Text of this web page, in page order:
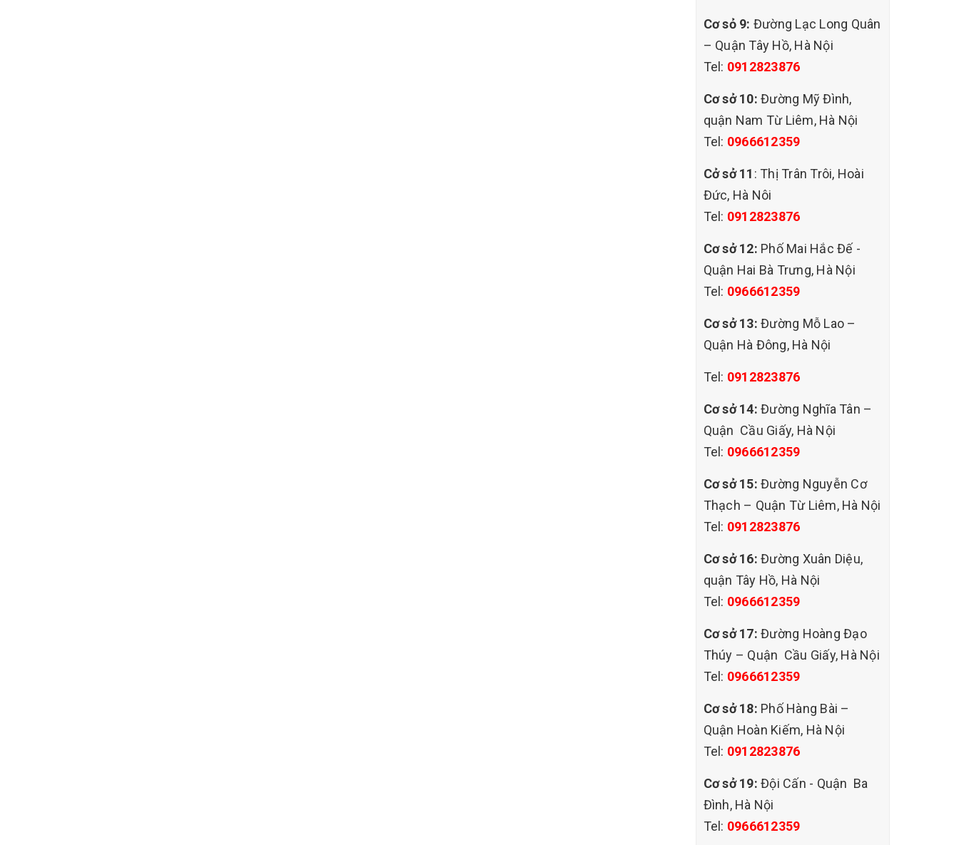
Cơ sỏ 9: Đường Lạc Long Quân
– Quận Tây Hồ, Hà Nội
Tel: 0912823876
Cơ sở 10: Đường Mỹ Đình,
quận Nam Từ Liêm, Hà Nội
Tel: 0966612359
Cở sở 11 : Thị Trân Trôi, Hoài
Đức, Hà Nôi
Tel: 0912823876
Cơ sở 12: Phố Mai Hắc Đế -
Quận Hai Bà Trưng, Hà Nội
Tel: 0966612359
Cơ sở 13: Đường Mỗ Lao –
Quận Hà Đông, Hà Nội
Tel: 0912823876
Cơ sở 14: Đường Nghĩa Tân –
Quận Cầu Giấy, Hà Nội
Tel: 0966612359
Cơ sở 15: Đường Nguyễn Cơ
Thạch – Quận Từ Liêm, Hà Nội
Tel: 0912823876
Cơ sở 16: Đường Xuân Diệu,
quận Tây Hồ, Hà Nội
Tel: 0966612359
Cơ sở 17: Đường Hoàng Đạo
Thúy – Quận Cầu Giấy, Hà Nội
Tel: 0966612359
Cơ sở 18: Phố Hàng Bài –
Quận Hoàn Kiếm, Hà Nội
Tel: 0912823876
Cơ sở 19: Đội Cấn - Quận Ba
Đình, Hà Nội
Tel: 0966612359